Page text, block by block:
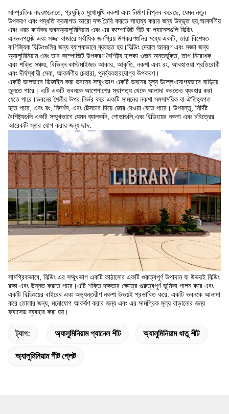
সাম্প্রতিক বছরগুলোতে, প্রযুক্তি মুখোমুখি নকশা এবং নির্মাণ বিপ্লব করেছে, যেমন নতুন
উপকরণ এবং পদ্ধতি ক্রমাগত আরো দক্ষ তৈরি করতে সাহায্য করার জন্য উদ্ভূত হয়,আকর্ষণীয়
এবং খরচ কার্যকর ভবনঅ্যালুমিনিয়াম এবং এর কম্পোজিট শীট বা প্যানেলগুলি বিল্ডিং
এনভলপমেন্ট এবং সজ্জা বাজারে সর্বাধিক জনপ্রিয় উপকরণগুলির মধ্যে একটি, তারা বিশেষত
বাণিজ্যিক বিল্ডিংগুলির জন্য ব্যাপকভাবে ব্যবহৃত হয়।বিল্ডিং দেয়াল আবরণ এবং সজ্জা জন্য
অ্যালুমিনিয়াম এবং তার কম্পোজিট উপকরণ বৈশিষ্ট্য হালকা ওজন অন্তর্ভুক্ত, তাপ নিরোধক
এবং শক্তি সঞ্চয়, বিভিন্ন কাস্টমাইজড আকার, আকৃতি, নকশা এবং রং, আবহাওয়া প্রতিরোধী
এবং দীর্ঘস্থায়ী সেবা, আকর্ষণীয় চেহারা, পুনর্ব্যবহারযোগ্য উপকরণ।
একটি ভালভাবে ডিজাইন করা ভবনের সম্মুখভাগ একটি ভবনের মূল্য উল্লেখযোগ্যভাবে বাড়িয়ে
তুলতে পারে। এটি একটি ভবনকে আশেপাশের স্থাপত্য থেকে আলাদা করতেও ব্যবহার করা
যেতে পারে।ভবনের শৈলীর উপর নির্ভর করে একটি সামনের নকশা সমসাময়িক বা ঐতিহ্যগত
হতে পারে, এবং রং, নিদর্শন, এবং টেক্সচার দিয়ে জোর দেওয়া যেতে পারে। উপরন্তু, নির্দিষ্ট
বৈশিষ্ট্যগুলি একটি সম্মুখভাগে যেমন ব্যালকনি, শোভাগুলি,এবং বিল্ডিংয়ের নকশা এবং চরিত্রের
আরেকটি স্তর যোগ করার জন্য ছাদ.
সামগ্রিকভাবে, বিল্ডিং এর সম্মুখভাগ একটি কাঠামোর একটি গুরুত্বপূর্ণ উপাদান যা উভয়ই বিল্ডিং
রক্ষা এবং উন্নত করতে পারে।এটি শক্তি দক্ষতার ক্ষেত্রে গুরুত্বপূর্ণ ভূমিকা পালন করে এবং
একটি বিল্ডিংয়ের বাইরের এবং অভ্যন্তরীণ নকশা উভয়ই প্রভাবিত করে. একটি ভবনকে আলাদা
করে তোলার জন্য, মনোযোগ আকর্ষণ করার জন্য এবং এর সামগ্রিক মূল্য বাড়ানোর জন্য
ফ্যাসেড ব্যবহার করা হয়।
ট্যাগ: অ্যালুমিনিয়াম প্যানেল শীট অ্যালুমিনিয়াম ধাতু শীট
অ্যালুমিনিয়াম শীট প্লেট